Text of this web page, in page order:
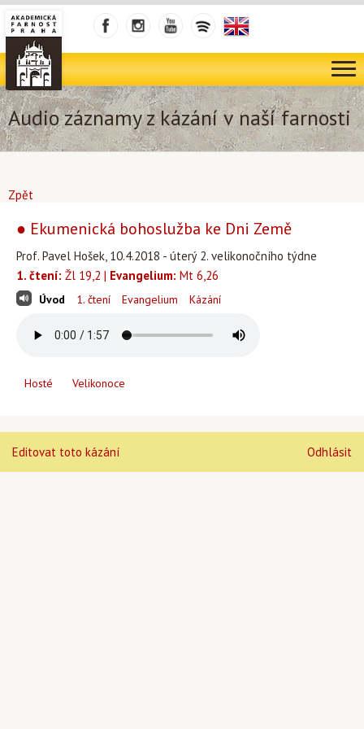
Audio záznamy z kázání v naší farnosti
Zpět
● Ekumenická bohoslužba ke Dni Země
Prof. Pavel Hošek, 10.4.2018 - úterý 2. velikonočního týdne
1. čtení: Žl 19,2 | Evangelium: Mt 6,26
Úvod 1. čtení Evangelium Kázání
Hosté Velikonoce
Editovat toto kázání Odhlásit